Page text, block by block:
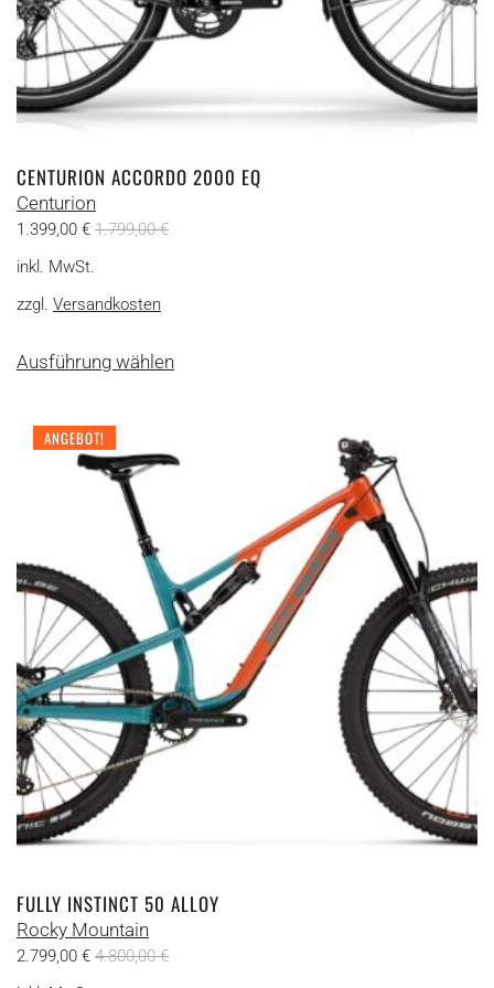
CENTURION ACCORDO 2000 EQ
Centurion
1.399,00 € 1.799,00€
inkl. MwSt.
zzgl. Versandkosten
Ausführung wählenProdukt
können
auf
der
Produktseite
gewählt
werden
ANGEBOT!
FULLY INSTINCT 50 ALLOY
Rocky Mountain
2.799,00 € 4.800,00€